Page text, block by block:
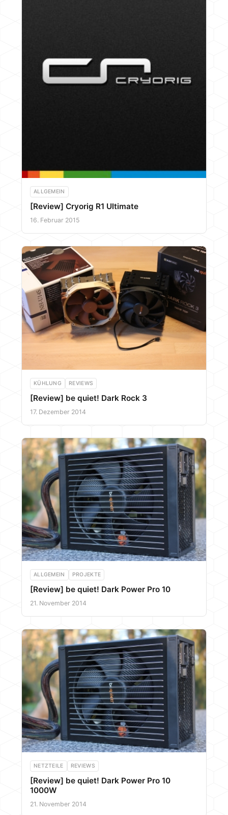
ALLGEMEIN
[Review] Cryorig R1 Ultimate
16. Februar 2015
KÜHLUNG REVIEWS
[Review] be quiet! Dark Rock 3
17. Dezember 2014
ALLGEMEIN PROJEKTE
[Review] be quiet! Dark Power Pro 10
21. November 2014
NETZTEILE REVIEWS
[Review] be quiet! Dark Power Pro 10
1000W
21. November 2014